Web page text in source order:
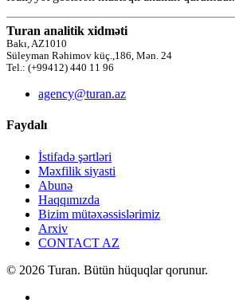
Turan analitik xidməti
Bakı, AZ1010
Süleyman Rəhimov küç.,186, Mən. 24
Tel.: (+99412) 440 11 96
agency@turan.az
Faydalı
İstifadə şərtləri
Məxfilik siyasti
Abunə
Haqqımızda
Bizim mütəxəssislərimiz
Arxiv
CONTACT AZ
© 2026 Turan. Bütün hüquqlar qorunur.